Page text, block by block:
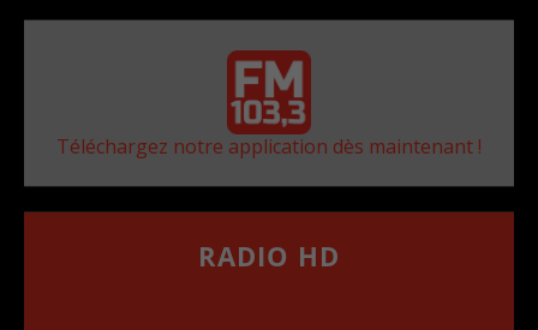
Téléchargez notre application dès maintenant !
RADIO HD